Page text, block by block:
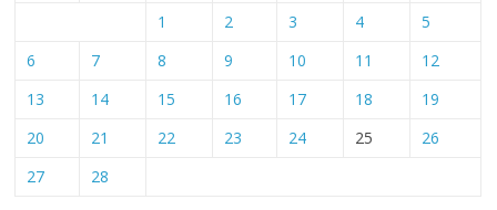
1
2 3 4
5
6
7 8 9 10 11
12
13
14 15 16 17 18
19
20
21 22 23 24 25
26
27
28